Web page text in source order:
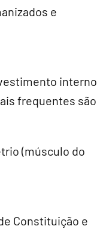
e
interno
frequentes são
(músculo do
Constituição e